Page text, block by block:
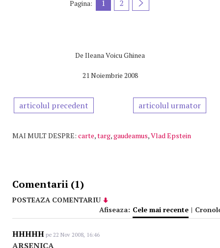
Pagina: 1 2
De Ileana Voicu Ghinea
21 Noiembrie 2008
articolul precedent articolul urmator
MAI MULT DESPRE: carte,targ,gaudeamus,Vlad Epstein
Comentarii (1)
POSTEAZA COMENTARIU
Afiseaza: Cele mai recente |
HHHHH pe 22 Nov 2008, 16:46
ARSENICA